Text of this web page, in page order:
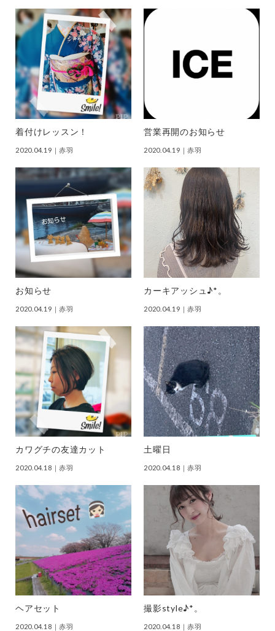
着付けレッスン！
2020.04.19 ｜赤羽
営業再開のお知らせ
2020.04.19 ｜赤羽
お知らせ
2020.04.19 ｜赤羽
カーキアッシュ♪*。
2020.04.19 ｜赤羽
カワグチの友達カット
2020.04.18 ｜赤羽
土曜日
2020.04.18 ｜赤羽
ヘアセット
2020.04.18 ｜赤羽
撮影style♪*。
2020.04.18 ｜赤羽